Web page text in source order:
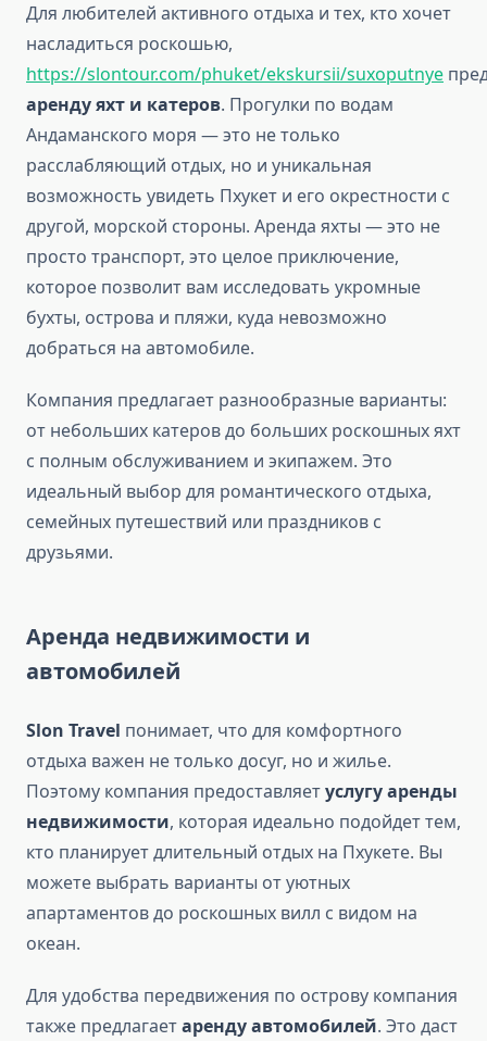
Для любителей активного отдыха и тех, кто хочет
насладиться роскошью,
https://slontour.com/phuket/ekskursii/suxoputnye
аренду яхт и катеров. Прогулки по водам
Андаманского моря — это не только
расслабляющий отдых, но и уникальная
возможность увидеть Пхукет и его окрестности с
другой, морской стороны. Аренда яхты — это не
просто транспорт, это целое приключение,
которое позволит вам исследовать укромные
бухты, острова и пляжи, куда невозможно
добраться на автомобиле.
Компания предлагает разнообразные варианты:
от небольших катеров до больших роскошных яхт
с полным обслуживанием и экипажем. Это
идеальный выбор для романтического отдыха,
семейных путешествий или праздников с
друзьями.
Аренда недвижимости и
автомобилей
Slon Travel понимает, что для комфортного
отдыха важен не только досуг, но и жилье.
Поэтому компания предоставляетуслугу аренды
недвижимости, которая идеально подойдет тем,
кто планирует длительный отдых на Пхукете. Вы
можете выбрать варианты от уютных
апартаментов до роскошных вилл с видом на
океан.
Для удобства передвижения по острову компания
также предлагаетаренду автомобилей. Это даст